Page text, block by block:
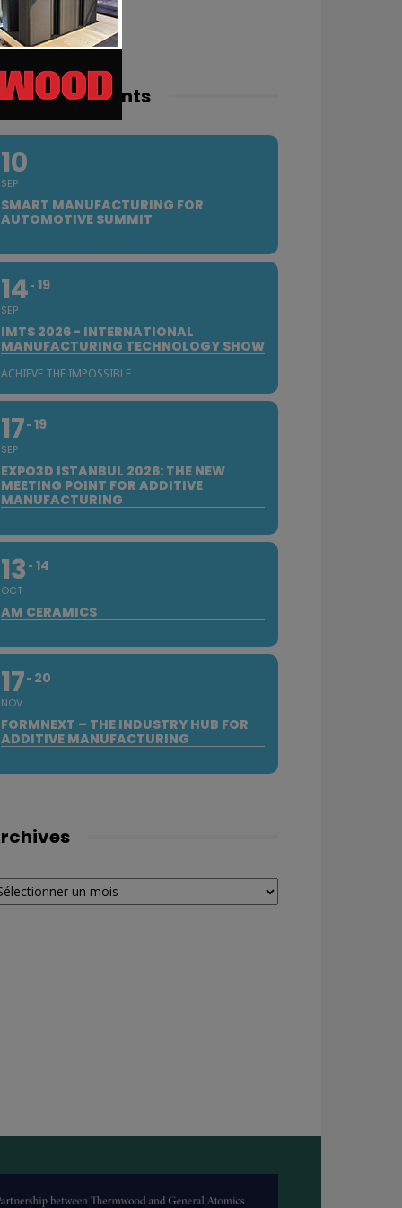
events
10
SEP
SMART MANUFACTURING FOR
AUTOMOTIVE SUMMIT
14
SEP
19
IMTS 2026 - INTERNATIONAL
MANUFACTURING TECHNOLOGY SHOW
ACHIEVE THE IMPOSSIBLE
17
SEP
19
EXPO3D ISTANBUL 2026: THE NEW
MEETING POINT FOR ADDITIVE
MANUFACTURING
13
OCT
14
AM CERAMICS
17
NOV
20
FORMNEXT – THE INDUSTRY HUB FOR
ADDITIVE MANUFACTURING